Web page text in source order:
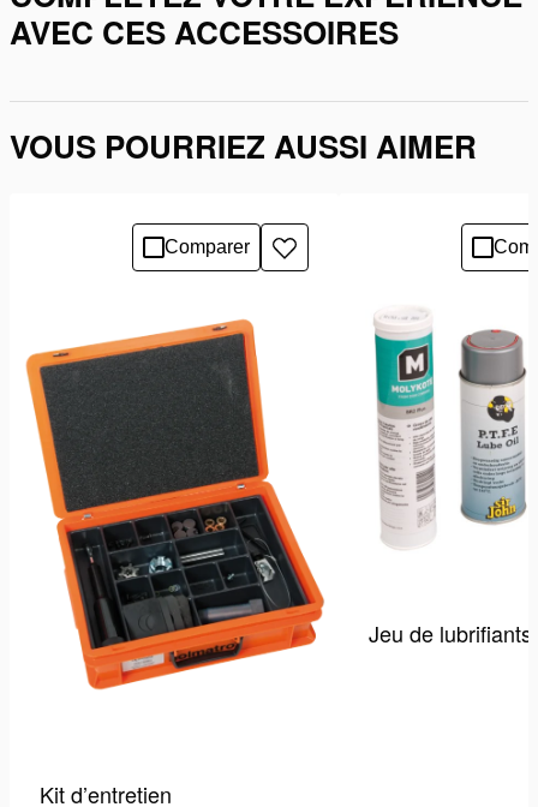
AVEC CES ACCESSOIRES
VOUS POURRIEZ AUSSI AIMER
Comparer
Ajouter
à
Kit d’entretien
Jeu de lubrifiants